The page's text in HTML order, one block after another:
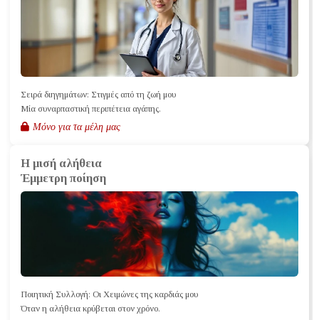
Σειρά διηγημάτων: Στιγμές από τη ζωή μου
Μία συναρπαστική περιπέτεια αγάπης.
Μόνο για τα μέλη μας
Η μισή αλήθεια
Έμμετρη ποίηση
Ποιητική Συλλογή: Οι Χειμώνες της καρδιάς μου
Όταν η αλήθεια κρύβεται στον χρόνο.